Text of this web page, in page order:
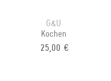
G&U
Kochen
25,00 €